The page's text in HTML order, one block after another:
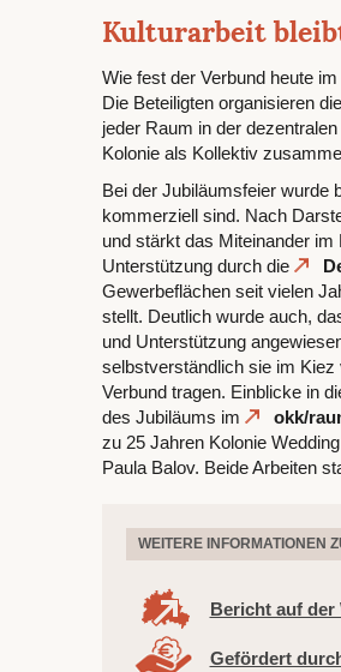
Kulturarbeit
Wie fest der Verbund heute
Die Beteiligten organisieren
jeder Raum in der
Kolonie als Kollektiv
Bei der Jubiläumsfeier wurde
kommerziell sind. Nach
und stärkt das Miteinander
Unterstützung durch die
Gewerbeflächen seit vielen
stellt. Deutlich wurde auch,
und Unterstützung
selbstverständlich sie im Kiez
Verbund tragen. Einblicke in
des Jubiläums im
okk/
zu 25 Jahren Kolonie
Paula Balov. Beide Arbeiten
WEITERE INFORMATIONEN
Bericht auf der
Gefördert